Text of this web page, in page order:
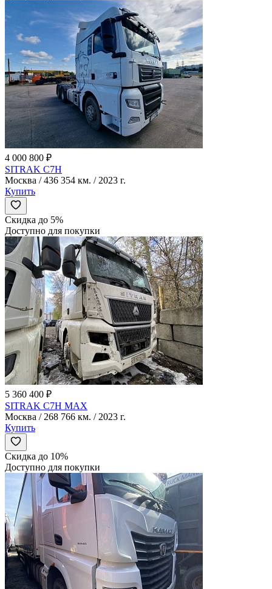
4 000 800 ₽
SITRAK C7H
Москва / 436 354 км. / 2023 г.
Купить
Скидка до 5%
Доступно для покупки
5 360 400 ₽
SITRAK C7H MAX
Москва / 268 766 км. / 2023 г.
Купить
Скидка до 10%
Доступно для покупки